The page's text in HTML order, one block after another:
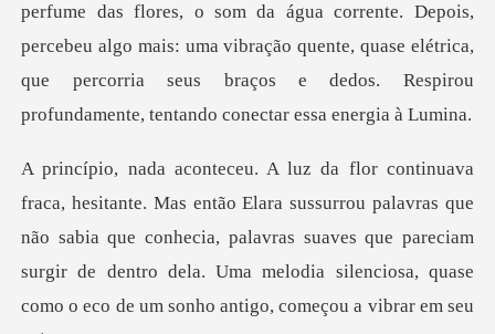
gua corrente. Depois,
percebeu algo mais: uma vibração quente, quase elétrica,
que percor
urrou palavras que
não sabia que conhecia, palavras suaves que pareciam
surgir de dentro del